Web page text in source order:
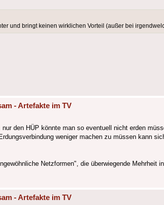
und bringt keinen wirklichen Vorteil (außer bei
- Artefakte im TV
den HÜP könnte man so eventuell nicht erden
weniger machen zu müssen kann
Netzformen", die überwiegende Mehrheit
- Artefakte im TV